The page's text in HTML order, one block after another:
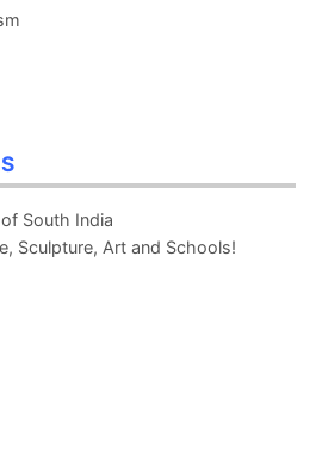
South India
Sculpture, Art and Schools!